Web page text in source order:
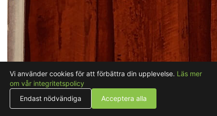
Vi använder cookies för att förbättra din upplevelse. Läs mer
om vår integritetspolicy
Endast nödvändiga
Acceptera alla